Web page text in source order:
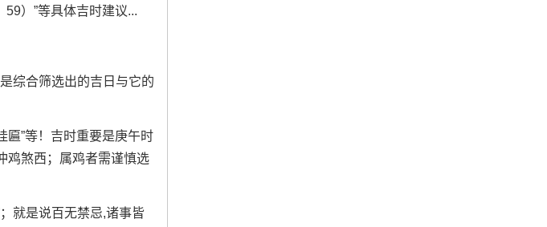
59）”等具体吉时建议...
综合筛选出的吉日与它的
匾”等！吉时重要是庚午时
鸡煞西；属鸡者需谨慎选
就是说百无禁忌,诸事皆